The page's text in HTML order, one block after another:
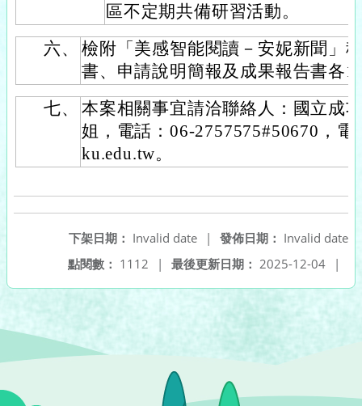
區不定期共備研習活動。
六、
檢附「美感智能閱讀－安妮新聞」
書、申請說明簡報及成果報告書各1
七、
本案相關事宜請洽聯絡人：國立成
姐，電話：06-2757575#50670，電
ku.edu.tw。
發佈日期： Invalid date
下架日期： Invalid date
|
最後更新日期： 2025-12-04 |
點閱數： 1112 |